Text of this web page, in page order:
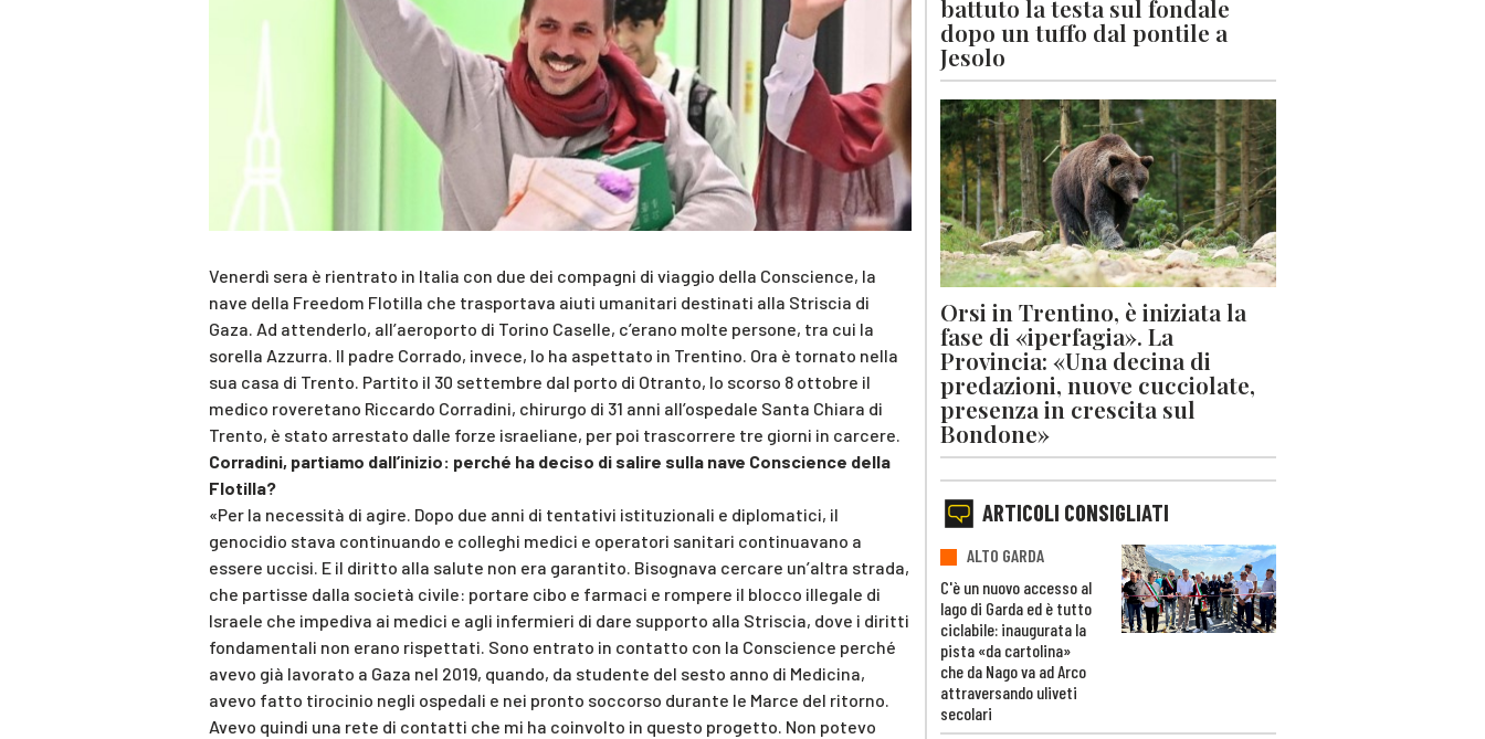
Venerdì sera è rientrato in Italia con due dei compagni di viaggio della Conscience, la
nave della Freedom Flotilla che trasportava aiuti umanitari destinati alla Striscia di
Gaza. Ad attenderlo, all’aeroporto di Torino Caselle, c’erano molte persone, tra cui la
sorella Azzurra. Il padre Corrado, invece, lo ha aspettato in Trentino. Ora è tornato nella
sua casa di Trento. Partito il 30 settembre dal porto di Otranto, lo scorso 8 ottobre il
medico roveretano Riccardo Corradini, chirurgo di 31 anni all’ospedale Santa Chiara di
Trento, è stato arrestato dalle forze israeliane, per poi trascorrere tre giorni in carcere.
Corradini, partiamo dall’inizio: perché ha deciso di salire sulla nave Conscience della
Flotilla?
«Per la necessità di agire. Dopo due anni di tentativi istituzionali e diplomatici, il
genocidio stava continuando e colleghi medici e operatori sanitari continuavano a
essere uccisi. E il diritto alla salute non era garantito. Bisognava cercare un’altra strada,
che partisse dalla società civile: portare cibo e farmaci e rompere il blocco illegale di
Israele che impediva ai medici e agli infermieri di dare supporto alla Striscia, dove i diritti
fondamentali non erano rispettati. Sono entrato in contatto con la Conscience perché
avevo già lavorato a Gaza nel 2019, quando, da studente del sesto anno di Medicina,
avevo fatto tirocinio negli ospedali e nei pronto soccorso durante le Marce del ritorno.
Avevo quindi una rete di contatti che mi ha coinvolto in questo progetto. Non potevo
battuto la testa sul fondale
dopo un tuffo dal pontile a
Jesolo
Orsi in Trentino, è iniziata la
fase di «iperfagia». La
Provincia: «Una decina di
predazioni, nuove cucciolate,
presenza in crescita sul
Bondone»
ARTICOLI CONSIGLIATI
ALTO GARDA
C'è un nuovo accesso al
lago di Garda ed è tutto
ciclabile: inaugurata la
pista «da cartolina»
che da Nago va ad Arco
attraversando uliveti
secolari